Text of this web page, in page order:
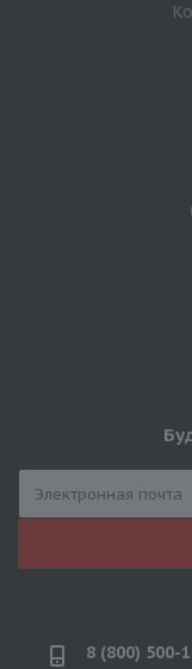
8 (800) 500-